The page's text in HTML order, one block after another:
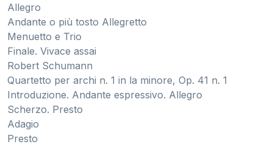
Allegro
Andante o più tosto Allegretto
Menuetto e Trio
Finale. Vivace assai
Robert Schumann
Quartetto per archi n. 1 in la minore, Op. 41 n. 1
Introduzione. Andante espressivo. Allegro
Scherzo. Presto
Adagio
Presto